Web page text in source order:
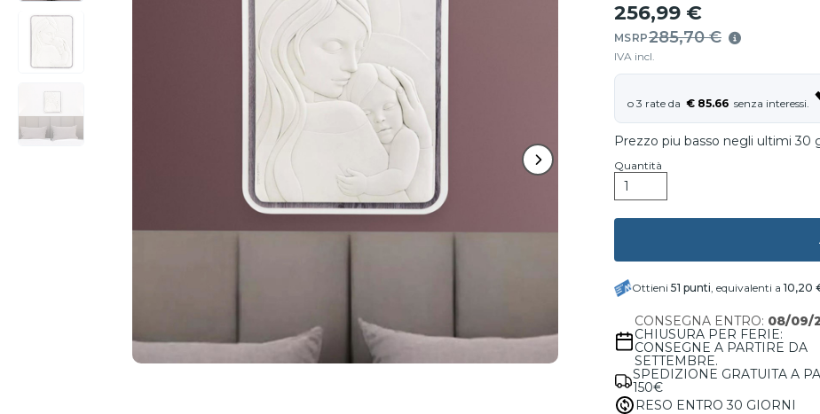
256,99 €
MSRP285,70 €
IVA incl.
€ 85.66
Prezzo piu basso negli ultimi 30
Quantità
Ottieni 51 punti, equivalenti a 10,20
CONSEGNA ENTRO: 08/09/
CHIUSURA PER FERIE:
CONSEGNE A PARTIRE DA
SETTEMBRE.
SPEDIZIONE GRATUITA A
150€
RESO ENTRO 30 GIORNI